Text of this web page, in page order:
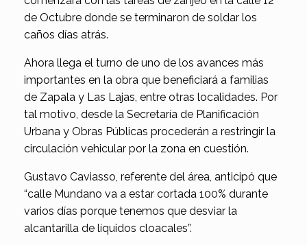
de Octubre donde se terminaron de soldar los
caños días atrás.
Ahora llega el turno de uno de los avances más
importantes en la obra que beneficiará a familias
de Zapala y Las Lajas, entre otras localidades. Por
tal motivo, desde la Secretaría de Planificación
Urbana y Obras Públicas procederán a restringir la
circulación vehicular por la zona en cuestión.
Gustavo Caviasso, referente del área, anticipó que
“calle Mundano va a estar cortada 100% durante
varios días porque tenemos que desviar la
alcantarilla de líquidos cloacales”.